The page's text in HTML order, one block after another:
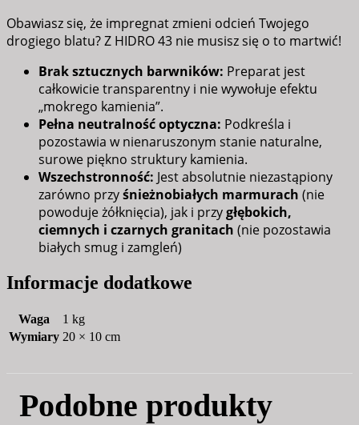
Obawiasz się, że impregnat zmieni odcień Twojego
drogiego blatu? Z HIDRO 43 nie musisz się o to martwić!
Brak sztucznych barwników: Preparat jest
całkowicie transparentny i nie wywołuje efektu
„mokrego kamienia”.
Pełna neutralność optyczna: Podkreśla i
pozostawia w nienaruszonym stanie naturalne,
surowe piękno struktury kamienia.
Wszechstronność: Jest absolutnie niezastąpiony
zarówno przyśnieżnobiałych marmurach (nie
powoduje żółknięcia), jak i przygłębokich,
ciemnych i czarnych granitach (nie pozostawia
białych smug i zamgleń)
Informacje dodatkowe
Waga
1 kg
Wymiary 20 × 10 cm
Podobne produkty